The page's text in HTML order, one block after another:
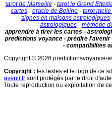
tarot de Marseille- tarot le Grand
cartes - oracle de Belline - tarot
signes en maisons astrologiques
astrologiques- méthode
apprendre à tirer les cartes -
predictions voyance - prédire
- compatibilites
Copyright © 2026 predictionsvoyance-
Copyright : les textes et le logo de ce
avenir.fr sont protégés par le droit
Toute reproduction ou exploitation de